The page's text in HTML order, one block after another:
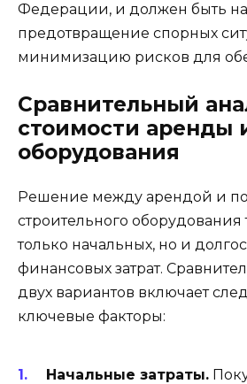
Федерации, и должен быть
предотвращение спорных
минимизацию рисков для
Сравнительный
стоимости аренды
оборудования
Решение между арендой и
строительного оборудования
только начальных, но и
финансовых затрат.
двух вариантов включает
ключевые факторы:
Начальные затраты.